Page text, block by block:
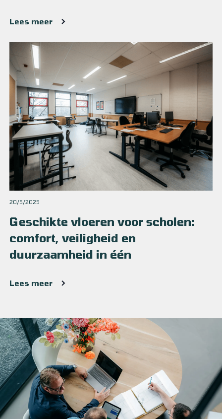
Lees meer
20/5/2025
Geschikte vloeren voor scholen:
comfort, veiligheid en
duurzaamheid in één
Lees meer